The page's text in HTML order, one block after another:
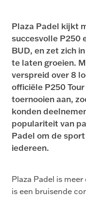
Plaza Padel kijkt
succesvolle P250
BUD, en zet zich
te laten groeien.
verspreid over 8
officiële P250
toernooien aan,
konden
populariteit van
Padel om de
iedereen.
Plaza Padel is
is een bruisende